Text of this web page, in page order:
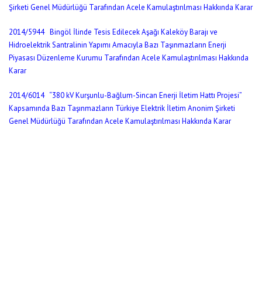
Şirketi Genel Müdürlüğü Tarafından Acele Kamulaştırılması Hakkında Karar
2014/5944 Bingöl İlinde Tesis Edilecek Aşağı Kaleköy Barajı ve
Hidroelektrik Santralinin Yapımı Amacıyla Bazı Taşınmazların Enerji
Piyasası Düzenleme Kurumu Tarafından Acele Kamulaştırılması Hakkında
Karar
2014/6014 “380 kV Kurşunlu-Bağlum-Sincan Enerji İletim Hattı Projesi”
Kapsamında Bazı Taşınmazların Türkiye Elektrik İletim Anonim Şirketi
Genel Müdürlüğü Tarafından Acele Kamulaştırılması Hakkında Karar